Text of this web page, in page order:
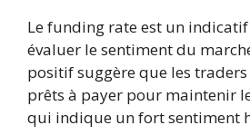
Le funding rate est un
évaluer le sentiment du
positif suggère que les
prêts à payer pour maintenir
qui indique un fort sentiment